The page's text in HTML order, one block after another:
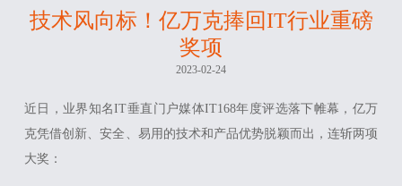
技术风向标！亿万克捧回IT行业重磅
奖项
2023-02-24
近日，业界知名IT垂直门户媒体IT168年度评选落下帷幕，亿万
克凭借创新、安全、易用的技术和产品优势脱颖而出，连斩两项
大奖：